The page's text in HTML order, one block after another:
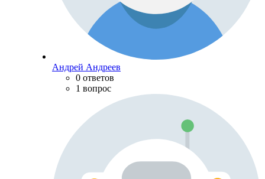
Андрей Андреев
0 ответов
1 вопрос